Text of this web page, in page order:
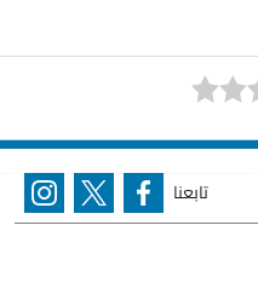
تابعنا